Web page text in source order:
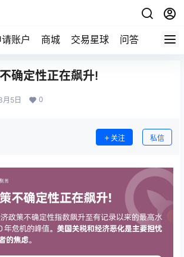
账户 商城 交易星球 问答 专题
确定性正在飙升!
月5日 0
关注 私信